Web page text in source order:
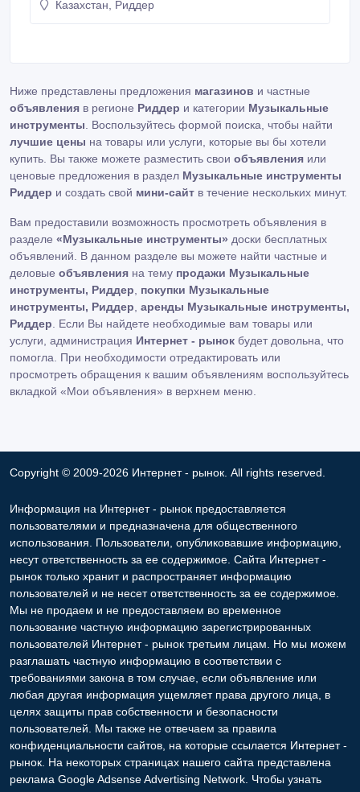
Казахстан, Риддер
Ниже представлены предложения магазинов и частные
объявления в регионе Риддер и категории Музыкальные
инструменты . Воспользуйтесь формой поиска, чтобы найти
лучшие цены на товары или услуги, которые вы бы хотели
купить. Вы также можете разместить свои объявления или
ценовые предложения в раздел Музыкальные инструменты
Риддер и создать свой мини-сайт в течение нескольких минут.
Вам предоставили возможность просмотреть объявления в
разделе «Музыкальные инструменты» доски бесплатных
объявлений. В данном разделе вы можете найти частные и
деловые объявления на тему продажи Музыкальные
инструменты, Риддер
покупки Музыкальные
инструменты, Риддер аренды Музыкальные инструменты,
Риддер . Если Вы найдете необходимые вам товары или
услуги, администрация Интернет - рынок будет довольна, что
помогла. При необходимости отредактировать или
просмотреть обращения к вашим объявлениям воспользуйтесь
вкладкой «Мои объявления» в верхнем меню.
Copyright © 2009-2026 Интернет - рынок. All rights reserved.
Информация на Интернет - рынок предоставляется
пользователями и предназначена для общественного
использования. Пользователи, опубликовавшие информацию,
несут ответственность за ее содержимое. Сайта Интернет -
рынок только хранит и распространяет информацию
пользователей и не несет ответственность за ее содержимое.
Мы не продаем и не предоставляем во временное
пользование частную информацию зарегистрированных
пользователей Интернет - рынок третьим лицам. Но мы можем
разглашать частную информацию в соответствии с
требованиями закона в том случае, если объявление или
любая другая информация ущемляет права другого лица, в
целях защиты прав собственности и безопасности
пользователей. Мы также не отвечаем за правила
конфиденциальности сайтов, на которые ссылается Интернет -
рынок. На некоторых страницах нашего сайта представлена
реклама Google Adsense Advertising Network. Чтобы узнать